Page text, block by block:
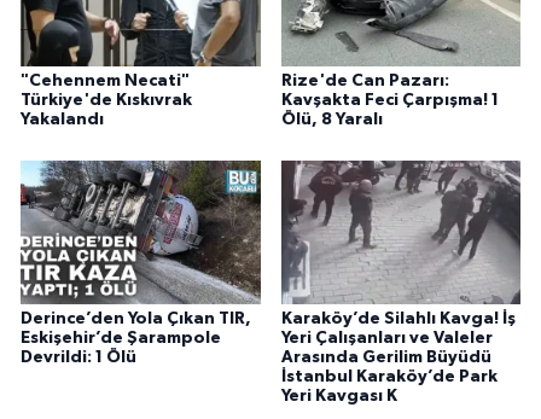
"Cehennem Necati"
Türkiye'de Kıskıvrak
Yakalandı
Rize'de Can Pazarı:
Kavşakta Feci Çarpışma! 1
Ölü, 8 Yaralı
Derince’den Yola Çıkan TIR,
Eskişehir’de Şarampole
Devrildi: 1 Ölü
Karaköy’de Silahlı Kavga! İş
Yeri Çalışanları ve Valeler
Arasında Gerilim Büyüdü
İstanbul Karaköy’de Park
Yeri Kavgası K